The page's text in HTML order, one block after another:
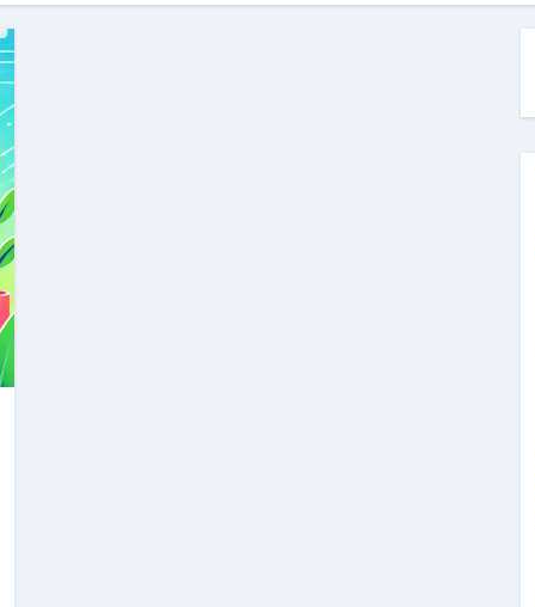
・記憶・名言・人生哲学から読み解く生き方
定は危険？情報収集との関係と見分け方を解説
｜最新観測データと前兆現象を徹底解説【2026】
の関連性は？
」取り扱い開始＆リリース記念キャンペーン【ムームードメ
ン」がもらえる超お得アプリ
るのか？勘定科目・仕訳・申告書記載方法
れが日本が残念な国になった理由です。国民は●●をしな
を妄想シナリオ検証してみた！ズボラ株投資
】一覧※YouTubeブログSNS共通
確実に取り組むべき！ #shorts
っかからないための方法 #投資詐欺 #詐欺 #弁護士 #法律